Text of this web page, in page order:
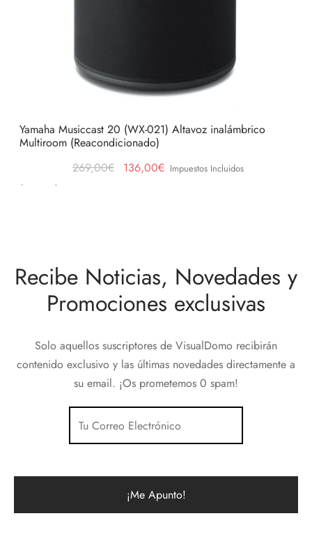
Yamaha Musiccast 20 (WX-021) Altavoz inalámbrico
Multiroom (Reacondicionado)
269,00€
El precio
136,00€ El precio
Impuestos Incluidos
Leer más
Recibe Noticias, Novedades y
Promociones exclusivas
Solo aquellos suscriptores de VisualDomo recibirán
contenido exclusivo y las últimas novedades directamente a
su email. ¡Os prometemos 0 spam!